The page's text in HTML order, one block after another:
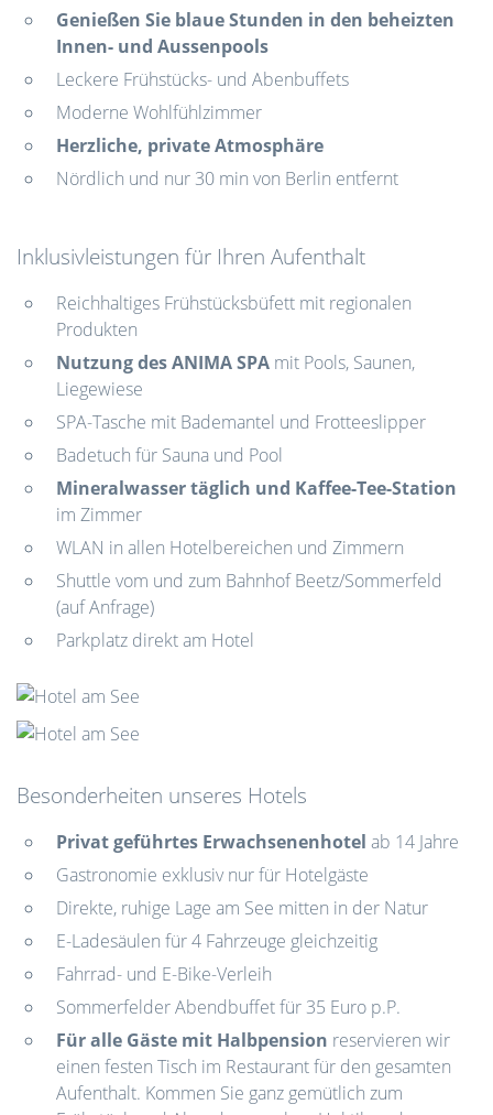
Genießen Sie blaue Stunden in den beheizten
Innen- und Aussenpools
Leckere Frühstücks- und Abenbuffets
Moderne Wohlfühlzimmer
Herzliche, private Atmosphäre
Nördlich und nur 30 min von Berlin entfernt
Inklusivleistungen für Ihren Aufenthalt
Reichhaltiges Frühstücksbüfett mit regionalen
Produkten
Nutzung des ANIMA SPAmit Pools, Saunen,
Liegewiese
SPA-Tasche mit Bademantel und Frotteeslipper
Badetuch für Sauna und Pool
Mineralwasser täglich und Kaffee-Tee-Station
im Zimmer
WLAN in allen Hotelbereichen und Zimmern
Shuttle vom und zum Bahnhof Beetz/Sommerfeld
(auf Anfrage)
Parkplatz direkt am Hotel
Besonderheiten unseres Hotels
Privat geführtes Erwachsenenhotel ab 14 Jahre
Gastronomie exklusiv nur für Hotelgäste
Direkte, ruhige Lage am See mitten in der Natur
E-Ladesäulen für 4 Fahrzeuge gleichzeitig
Fahrrad- und E-Bike-Verleih
Sommerfelder Abendbuffet für 35 Euro p.P.
Für alle Gäste mit Halbpension reservieren wir
einen festen Tisch im Restaurant für den gesamten
Aufenthalt. Kommen Sie ganz gemütlich zum